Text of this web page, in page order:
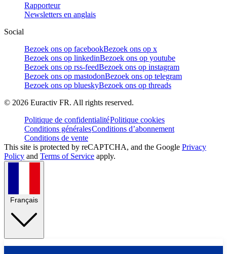
Rapporteur
Newsletters en anglais
Social
Bezoek ons op facebookBezoek ons op x
Bezoek ons op linkedinBezoek ons op youtube
Bezoek ons op rss-feedBezoek ons op instagram
Bezoek ons op mastodonBezoek ons op telegram
Bezoek ons op blueskyBezoek ons op threads
© 2026 Euractiv FR. All rights reserved.
Politique de confidentialitéPolitique cookies
Conditions généralesConditions d’abonnement
Conditions de vente
This site is protected by reCAPTCHA, and the Google Privacy
Policy and Terms of Service apply.
Français